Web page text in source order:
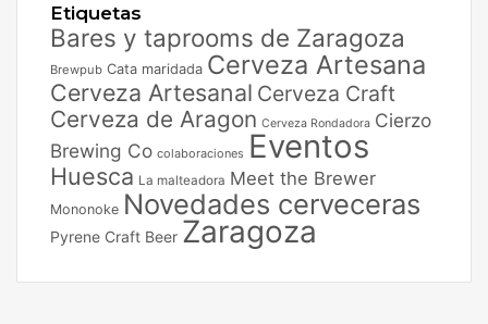
Etiquetas
Bares y taprooms de Zaragoza
Brewpub Cata maridada Cerveza Artesana
Cerveza Artesanal Cerveza Craft
Cerveza de Aragon Cerveza Rondadora Cierzo
Brewing Co colaboraciones Eventos
Huesca La malteadora Meet the Brewer
Mononoke Novedades cerveceras
Pyrene Craft Beer Zaragoza